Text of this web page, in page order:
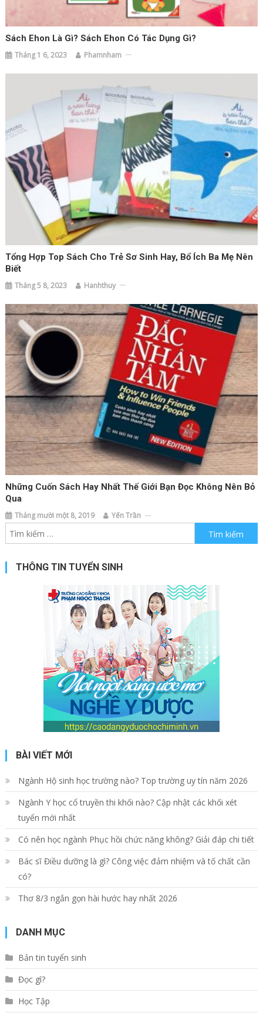
Sách Ehon Là Gì? Sách Ehon Có Tác Dụng Gì?
Tháng 1 6, 2023 Phamnham
Tổng Hợp Top Sách Cho Trẻ Sơ Sinh Hay, Bổ Ích Ba Mẹ Nên
Biết
Tháng 5 8, 2023 Hanhthuy
Những Cuốn Sách Hay Nhất Thế Giới Bạn Đọc Không Nên Bỏ
Qua
Tháng mười một 8, 2019 Yến Trần
Tìm kiếm cho:
THÔNG TIN TUYỂN SINH
BÀI VIẾT MỚI
Ngành Hộ sinh học trường nào? Top trường uy tín năm 2026
Ngành Y học cổ truyền thi khối nào? Cập nhật các khối xét
tuyển mới nhất
Có nên học ngành Phục hồi chức năng không? Giải đáp chi tiết
Bác sĩ Điều dưỡng là gì? Công việc đảm nhiệm và tố chất cần
có?
Thơ 8/3 ngắn gọn hài hước hay nhất 2026
DANH MỤC
Bản tin tuyển sinh
Đọc gì?
Học Tập